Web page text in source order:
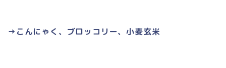
→こんにゃく、ブロッコリー、小麦玄米